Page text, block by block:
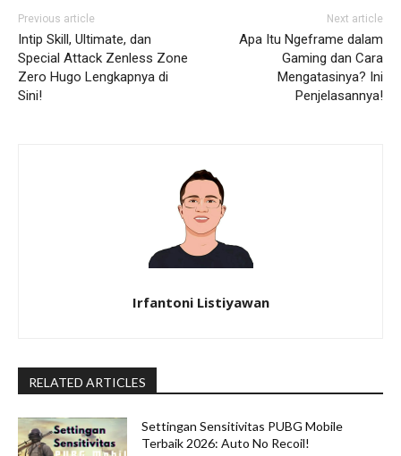
Previous article
Intip Skill, Ultimate, dan
Special Attack Zenless Zone
Zero Hugo Lengkapnya di
Sini!
Next article
Apa Itu Ngeframe dalam
Gaming dan Cara
Mengatasinya? Ini
Penjelasannya!
Irfantoni Listiyawan
RELATED ARTICLES
Settingan Sensitivitas PUBG Mobile
Terbaik 2026: Auto No Recoil!